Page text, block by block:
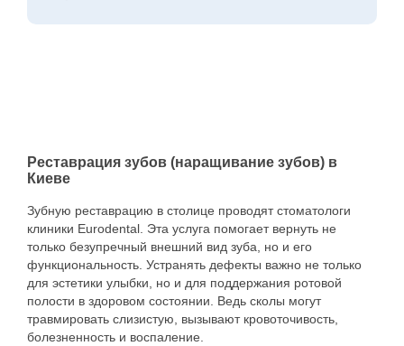
реставрируется как цирконием, так и
керамикой.
Реставрация зубов (наращивание зубов) в
Киеве
Зубную реставрацию в столице проводят стоматологи
клиники Eurodental. Эта услуга помогает вернуть не
только безупречный внешний вид зуба, но и его
функциональность. Устранять дефекты важно не только
для эстетики улыбки, но и для поддержания ротовой
полости в здоровом состоянии. Ведь сколы могут
травмировать слизистую, вызывают кровоточивость,
болезненность и воспаление.